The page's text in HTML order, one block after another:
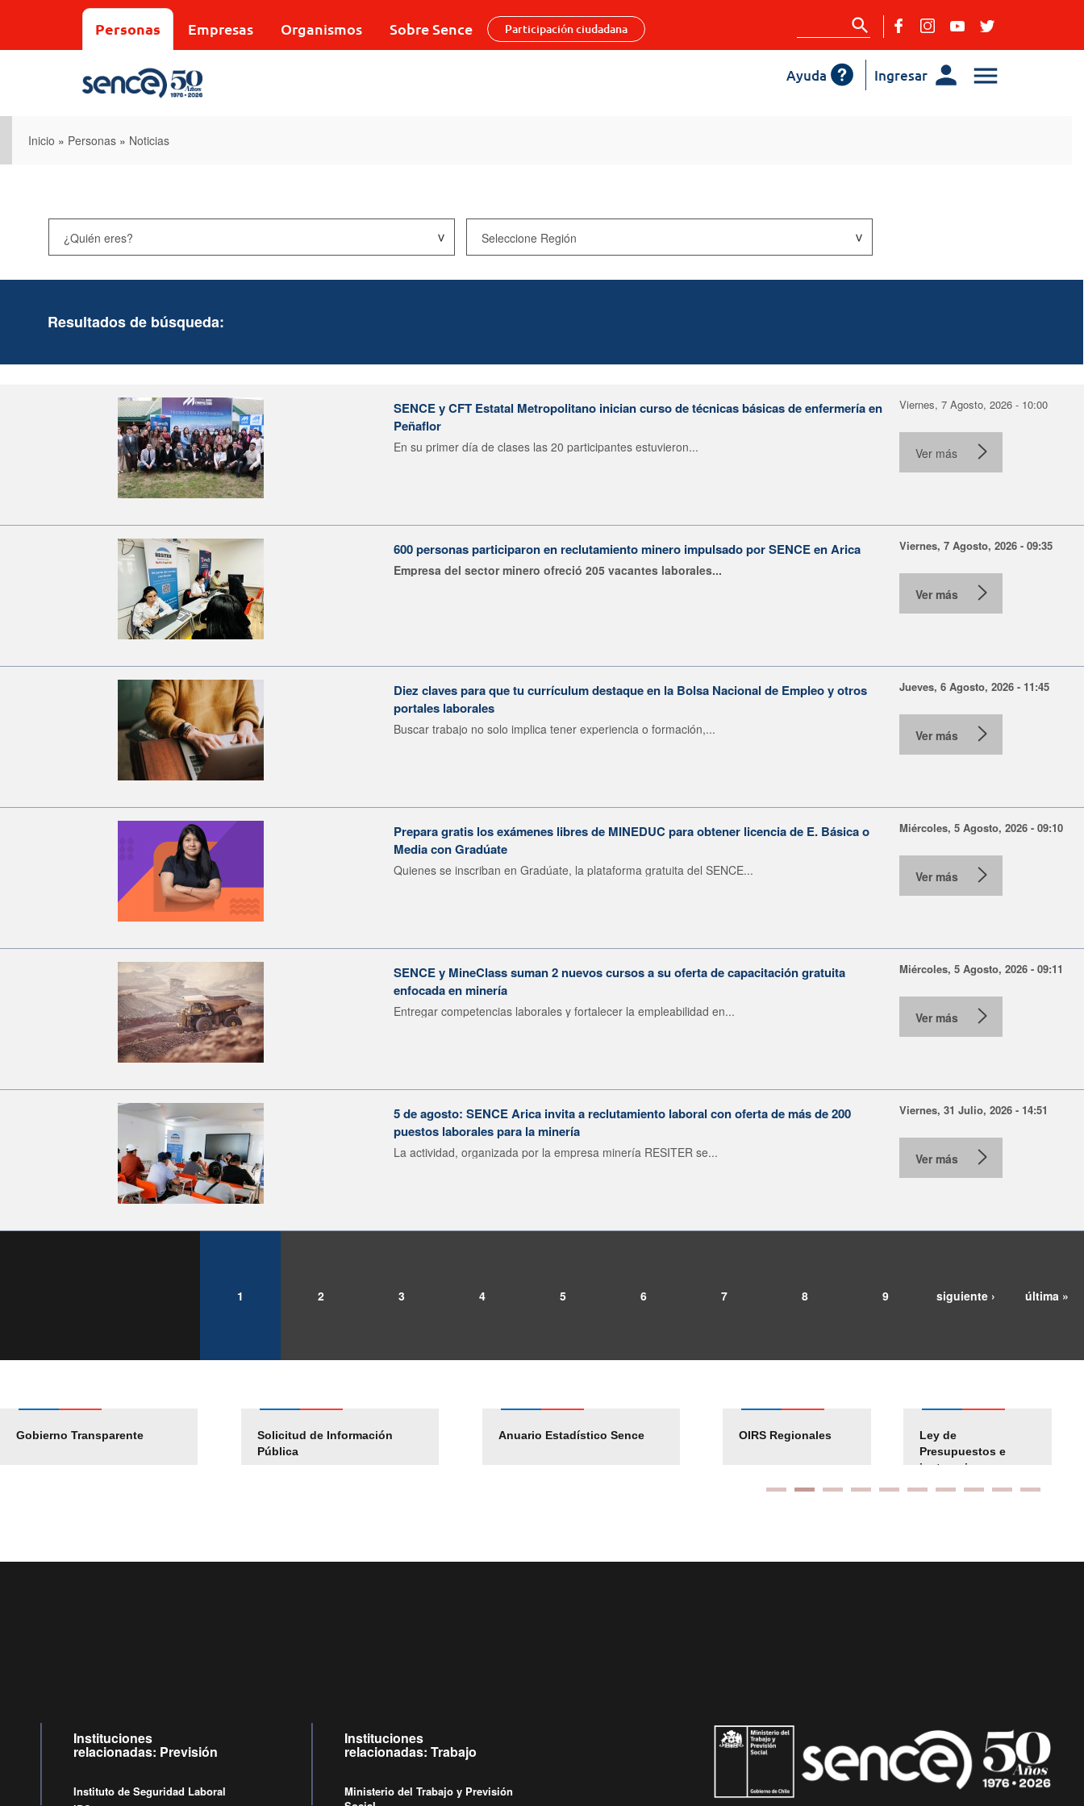
Personas Empresas Organismos Sobre Sence Participación ciudadana
Ingresar
Ayuda
Inicio » Personas » Noticias
Resultados de búsqueda:
SENCE y CFT Estatal Metropolitano inician curso de técnicas básicas de enfermería en
Peñaflor
En su primer día de clases las 20 participantes estuvieron...
Viernes, 7 Agosto, 2026 - 10:00
Ver más
600 personas participaron en reclutamiento minero impulsado por SENCE en Arica
Empresa del sector minero ofreció 205 vacantes laborales...
Viernes, 7 Agosto, 2026 - 09:35
Ver más
Diez claves para que tu currículum destaque en la Bolsa Nacional de Empleo y otros
portales laborales
Buscar trabajo no solo implica tener experiencia o formación,...
Jueves, 6 Agosto, 2026 - 11:45
Ver más
Prepara gratis los exámenes libres de MINEDUC para obtener licencia de E. Básica o
Media con Gradúate
Quienes se inscriban en Gradúate, la plataforma gratuita del SENCE...
Miércoles, 5 Agosto, 2026 - 09:10
Ver más
SENCE y MineClass suman 2 nuevos cursos a su oferta de capacitación gratuita
enfocada en minería
Entregar competencias laborales y fortalecer la empleabilidad en...
Miércoles, 5 Agosto, 2026 - 09:11
Ver más
5 de agosto: SENCE Arica invita a reclutamiento laboral con oferta de más de 200
puestos laborales para la minería
La actividad, organizada por la empresa minería RESITER se...
Viernes, 31 Julio, 2026 - 14:51
Ver más
1 2 3 4 5 6 7 8 9 siguiente › última »
Gobierno Transparente
Solicitud de Información
Pública
Anuario Estadístico Sence
Pago Proveedores
Empleos Públicos
Solicitud Audiencias
OIRS Regionales
Ley de
Presupuestos e
instrucciones
Instituciones
relacionadas: Previsión
Instituto de Seguridad Laboral
Instituciones
relacionadas: Trabajo
Ministerio del Trabajo y Previsión